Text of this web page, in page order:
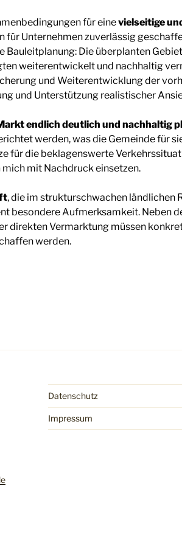
für einevielseitige
für Unternehmen zuverlässig
Bauleitplanung: Die überplanten
weiterentwickelt und nachhaltig
und Weiterentwicklung der
und Unterstützung realistischer
endlich deutlich und nachhaltig
werden, was die Gemeinde für
für die beklagenswerte
mit Nachdruck einsetzen.
, die im strukturschwachen ländlichen
besondere Aufmerksamkeit. Neben
direkten Vermarktung müssen
werden.
Datenschutz
Impressum